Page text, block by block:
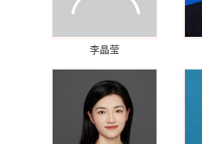
李晶莹